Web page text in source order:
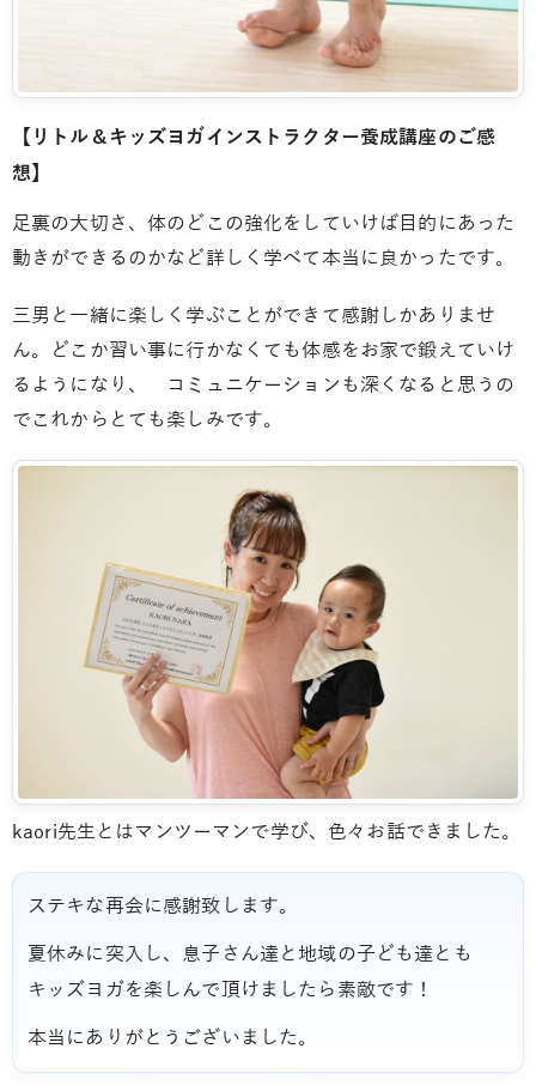
【リトル＆キッズヨガインストラクター養成講座のご感
想】
足裏の大切さ、体のどこの強化をしていけば目的にあった
動きができるのかなど詳しく学べて本当に良かったです。
三男と一緒に楽しく学ぶことができて感謝しかありませ
ん。どこか習い事に行かなくても体感をお家で鍛えていけ
るようになり、 コミュニケーションも深くなると思うの
でこれからとても楽しみです。
kaori先生とはマンツーマンで学び、色々お話できました。
ステキな再会に感謝致します。
夏休みに突入し、息子さん達と地域の子ども達とも
キッズヨガを楽しんで頂けましたら素敵です！
本当にありがとうございました。